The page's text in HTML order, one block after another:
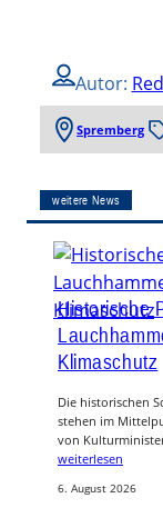
Autor:
Spremberg
weitere News
Historische
Klimaschutz
Die historischen
stehen im
von
weiterlesen
6. August 2026